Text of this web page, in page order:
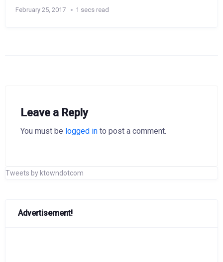
February 25, 2017 1 secs read
Leave a Reply
You must be logged in to post a comment.
Tweets by ktowndotcom
Advertisement!